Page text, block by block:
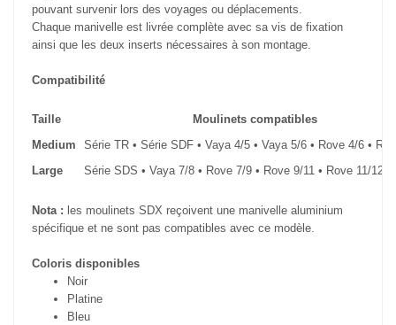
pouvant survenir lors des voyages ou déplacements.
Chaque manivelle est livrée complète avec sa vis de fixation
ainsi que les deux inserts nécessaires à son montage.
Compatibilité
Taille
Moulinets compatibles
Medium
Série TR • Série SDF • Vaya 4/5 • Vaya 5/6 • Rove 4/6 •
Large
Série SDS • Vaya 7/8 • Rove 7/9 • Rove 9/11 • Rove 11/12+
Nota : les moulinets SDX reçoivent une manivelle aluminium
spécifique et ne sont pas compatibles avec ce modèle.
Coloris disponibles
Noir
Platine
Bleu